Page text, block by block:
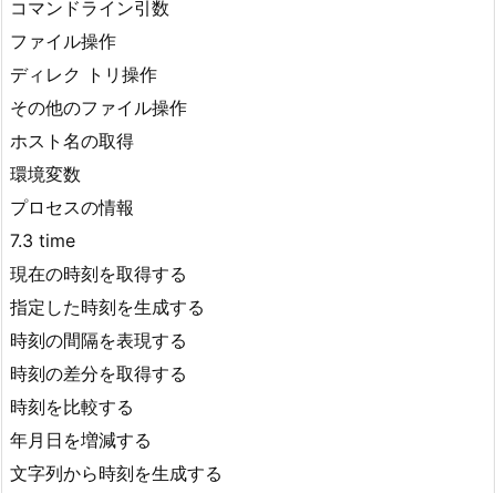
コマンドライン引数
ファイル操作
ディレク トリ操作
その他のファイル操作
ホスト名の取得
環境変数
プロセスの情報
7.3 time
現在の時刻を取得する
指定した時刻を生成する
時刻の間隔を表現する
時刻の差分を取得する
時刻を比較する
年月日を増減する
文字列から時刻を生成する